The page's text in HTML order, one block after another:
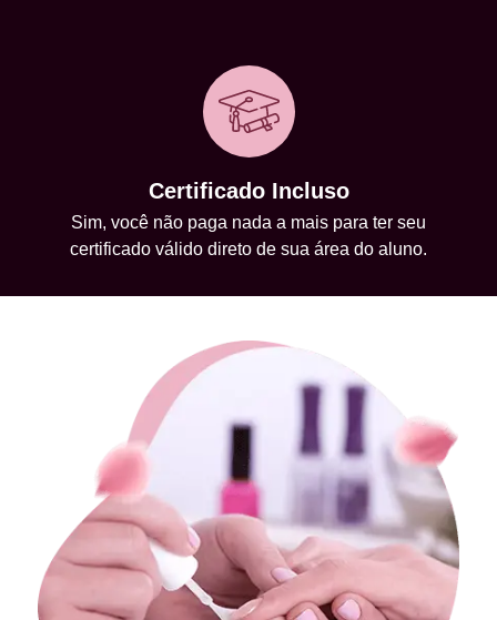
Certificado Incluso
Sim, você não paga nada a mais para ter seu
certificado válido direto de sua área do aluno.